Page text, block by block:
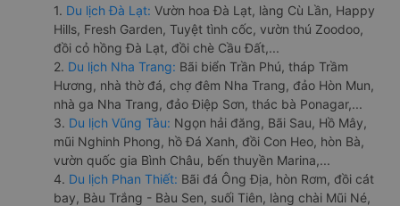
1. Du lịch Đà Lạt: Vườn hoa Đà Lạt, làng Cù Lần, Happy
Hills, Fresh Garden, Tuyệt tình cốc, vườn thú Zoodoo,
đồi cỏ hồng Đà Lạt, đồi chè Cầu Đất,...
2. Du lịch Nha Trang: Bãi biển Trần Phú, tháp Trầm
Hương, nhà thờ đá, chợ đêm Nha Trang, đảo Hòn Mun,
nhà ga Nha Trang, đảo Điệp Sơn, thác bà Ponagar,...
3. Du lịch Vũng Tàu: Ngọn hải đăng, Bãi Sau, Hồ Mây,
mũi Nghinh Phong, hồ Đá Xanh, đồi Con Heo, hòn Bà,
vườn quốc gia Bình Châu, bến thuyền Marina,...
4. Du lịch Phan Thiết: Bãi đá Ông Địa, hòn Rơm, đồi cát
bay, Bàu Trắng - Bàu Sen, suối Tiên, làng chài Mũi Né,